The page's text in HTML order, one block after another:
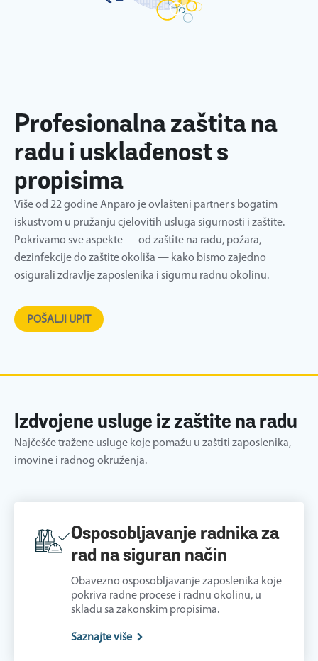
Profesionalna zaštita na
radu i usklađenost s
propisima
Više od 22 godine Anparo je ovlašteni partner s bogatim
iskustvom u pružanju cjelovitih usluga sigurnosti i zaštite.
Pokrivamo sve aspekte — od zaštite na radu, požara,
dezinfekcije do zaštite okoliša — kako bismo zajedno
osigurali zdravlje zaposlenika i sigurnu radnu okolinu.
POŠALJI UPIT
Izdvojene usluge iz zaštite na radu
Najčešće tražene usluge koje pomažu u zaštiti zaposlenika,
imovine i radnog okruženja.
Osposobljavanje radnika za
rad na siguran način
Obavezno osposobljavanje zaposlenika koje
pokriva radne procese i radnu okolinu, u
skladu sa zakonskim propisima.
Saznajte više